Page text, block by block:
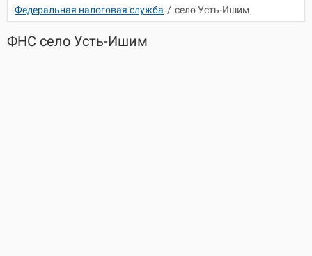
Федеральная налоговая служба / село Усть-Ишим
ФНС село Усть-Ишим